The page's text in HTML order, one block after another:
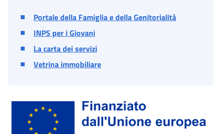
Portale della Famiglia e della Genitorialità
INPS per i Giovani
La carta dei servizi
Vetrina immobiliare